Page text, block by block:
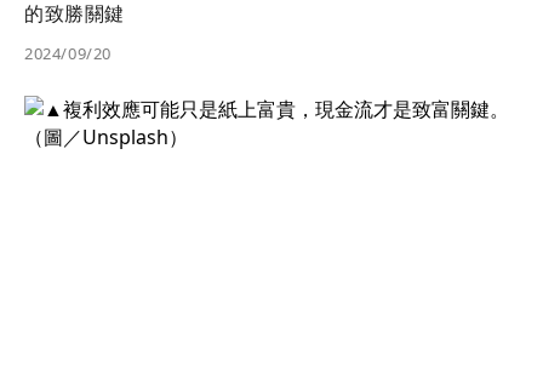
的致勝關鍵
2024/09/20